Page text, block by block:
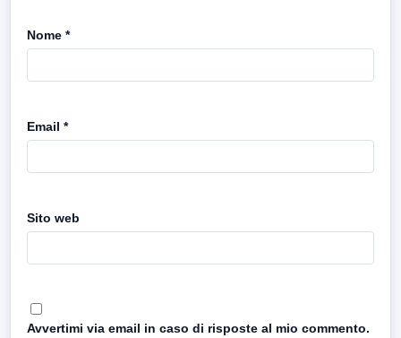
Nome *
Email *
Sito web
Avvertimi via email in caso di risposte al mio commento.